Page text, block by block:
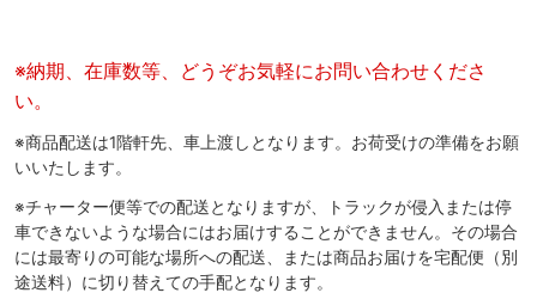
※納期、在庫数等、どうぞお気軽にお問い合わせくださ
い。
※商品配送は1階軒先、車上渡しとなります。お荷受けの準備をお願
いいたします。
※チャーター便等での配送となりますが、トラックが侵入または停
車できないような場合にはお届けすることができません。その場合
には最寄りの可能な場所への配送、または商品お届けを宅配便（別
途送料）に切り替えての手配となります。